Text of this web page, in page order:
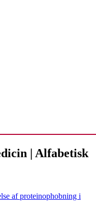
| Alfabetisk
af proteinophobning i